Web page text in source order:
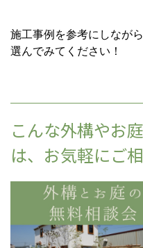
施工事例を参考にしなが
選んでみてください！
こんな外構やお
は、お気軽にご